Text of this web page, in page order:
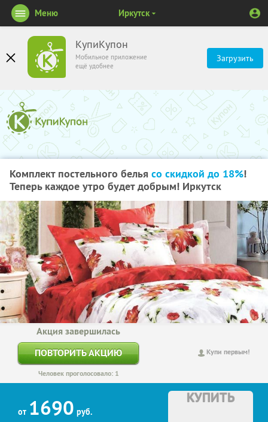
КупиКупон
Мобильное приложение
ещё удобнее
Загрузить
Меню Иркутск
Комплект постельного белья со скидкой до 18%!
Теперь каждое утро будет добрым! Иркутск
Купи первым!
Акция завершилась
ПОВТОРИТЬ АКЦИЮ
Человек проголосовало: 1
от 1690 руб.
КУПИТЬ